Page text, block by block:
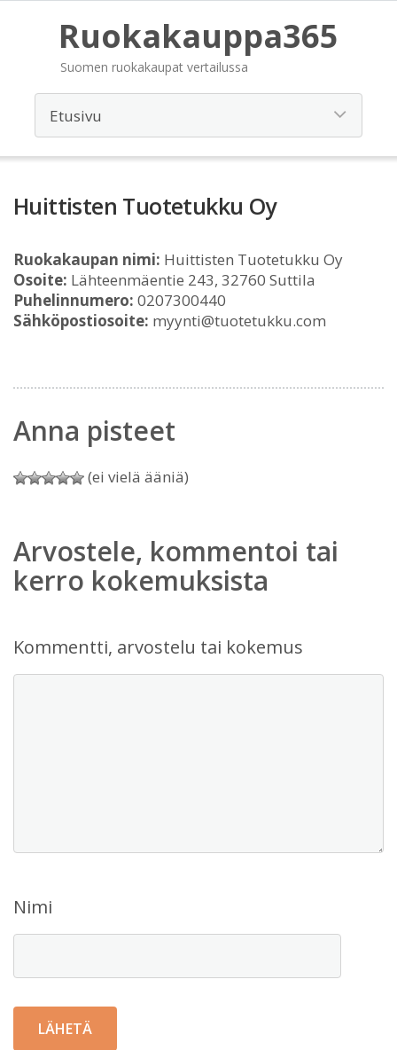
Ruokakauppa365
Suomen ruokakaupat vertailussa
Huittisten Tuotetukku Oy
Ruokakaupan nimi: Huittisten Tuotetukku Oy
Osoite: Lähteenmäentie 243, 32760 Suttila
Puhelinnumero: 0207300440
Sähköpostiosoite: myynti@tuotetukku.com
Anna pisteet
(ei vielä ääniä)
Arvostele, kommentoi tai
kerro kokemuksista
Kommentti, arvostelu tai kokemus
Nimi